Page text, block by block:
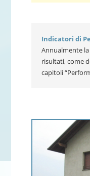
Indicatori di
Annualmente
risultati, come
capitoli